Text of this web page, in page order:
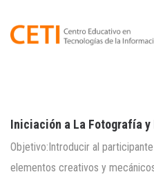
Iniciación a La Fotografía
Objetivo:Introducir al
elementos creativos y